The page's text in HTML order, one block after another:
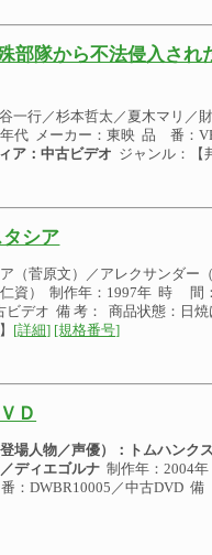
隊から不法侵入され
行／杉本哲太／夏木マリ／
代 メーカー：東映 品 番：
ア：中古ビデオ ジャンル：【
シア
菅原文）／アレクサンダー
資） 制作年：1997年 時 間
デオ 備 考： 商品状態：日焼
[詳細] [規格番号]
Ｄ
場人物／声優）：
トムハンク
ディエゴルナ 制作年：2004
：DWBR10005／中古DVD